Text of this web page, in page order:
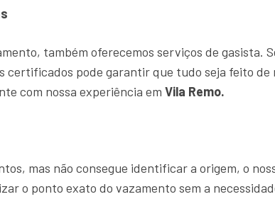
também oferecemos serviços de gasista.
certificados pode garantir que tudo seja feito
com nossa experiência em Vila Remo.
mas não consegue identificar a origem, o
o ponto exato do vazamento sem a